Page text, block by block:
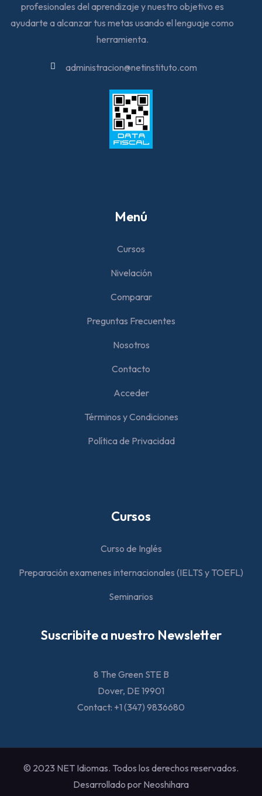
profesionales del aprendizaje y nuestro objetivo es
ayudarte a alcanzar tus metas usando el lenguaje como
herramienta.
administracion@netinstituto.com
Menú
Cursos
Nivelación
Comparar
Preguntas Frecuentes
Nosotros
Contacto
Acceder
Términos y Condiciones
Política de Privacidad
Cursos
Curso de Inglés
Preparación examenes internacionales (IELTS y TOEFL)
Seminarios
Suscribite a nuestro Newsletter
8 The Green STE B
Dover, DE 19901
Contact: +1 (347) 9836680
© 2023 NET Idiomas. Todos los derechos reservados.
Desarrollado por Neoshihara